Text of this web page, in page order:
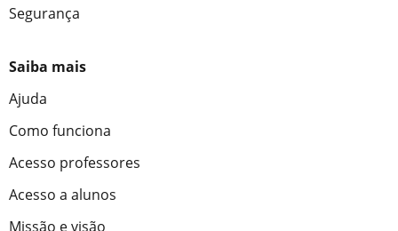
Segurança
Saiba mais
Ajuda
Como funciona
Acesso professores
Acesso a alunos
Missão e visão